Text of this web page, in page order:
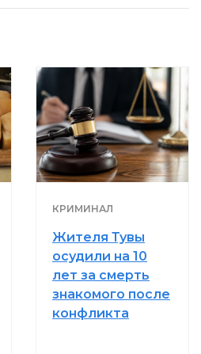
КРИМИНАЛ
Жителя Тувы
осудили на 10
лет за смерть
знакомого после
конфликта